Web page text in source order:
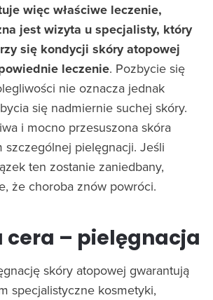
więc właściwe leczenie,
jest wizyta u specjalisty, który
się kondycji skóry atopowej
leczenie. Pozbycie się
nie oznacza jednak
się nadmiernie suchej skóry.
i mocno przesuszona skóra
szczególnej pielęgnacji. Jeśli
ten zostanie zaniedbany,
że choroba znów powróci.
cera – pielęgnacja
skóry atopowej gwarantują
specjalistyczne kosmetyki,